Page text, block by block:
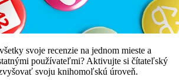
svoje recenzie na jednom mieste a
používateľmi? Aktivujte si čítateľský
svoju knihomoľskú úroveň.